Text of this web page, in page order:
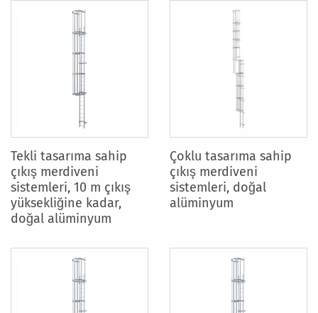
Tekli tasarıma sahip
çıkış merdiveni
sistemleri, 10 m çıkış
yüksekliğine kadar,
doğal alüminyum
Çoklu tasarıma sahip
çıkış merdiveni
sistemleri, doğal
alüminyum